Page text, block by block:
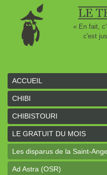
« En fait,
c'est
ACCUEIL
CHIBI
CHIBISTOURI
LE GRATUIT DU MOIS
Les disparus de la Saint-
Ad Astra (OSR)